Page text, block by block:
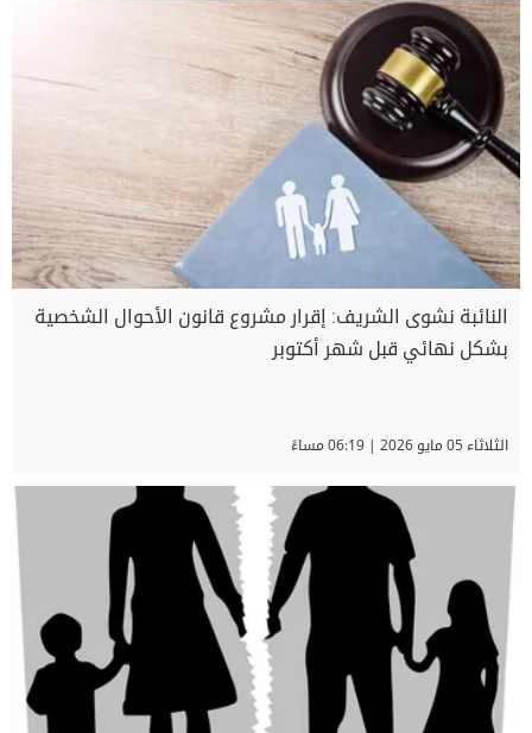
النائبة نشوى الشريف: إقرار مشروع قانون الأحوال الشخصية
بشكل نهائي قبل شهر أكتوبر
الثلاثاء 05 مايو 2026 | 06:19 مساءً